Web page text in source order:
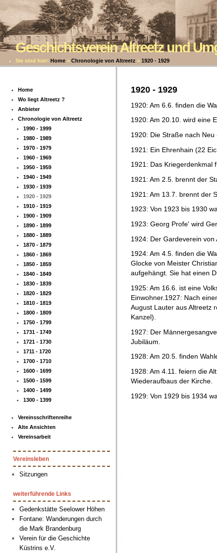
Geschichtsverein Altreetz und
Sie sind hier: Home > Chronologie von Altreetz > 1920 - 1929
Home
Wo liegt Altreetz ?
Anbieter
Chronologie von Altreetz
1990 - 1999
1980 - 1989
1970 - 1979
1960 - 1969
1950 - 1959
1940 - 1949
1930 - 1939
1920 - 1929
1910 - 1919
1900 - 1909
1890 - 1899
1880 - 1889
1870 - 1879
1860 - 1869
1850 - 1859
1840 - 1849
1830 - 1839
1820 - 1829
1810 - 1819
1800 - 1809
1750 - 1799
1731 - 1749
1721 - 1730
1711 - 1720
1700 - 1710
1600 - 1699
1500 - 1599
1400 - 1499
1300 - 1399
Vereinsschriftenreihe
Alte Ansichten
Vereinsarbeit
Vereinsleben
Sitzungen
weiterführende Links
Gedenkstätte Seelower Höhen
Fontane: Wanderungen durch
die Mark Brandenburg
Verein für die Geschichte
Küstrins e.V.
1920 - 1929
1920: Am 6.6. finden die
1920: Am 20.10. wird eine
1920: Die Straße nach
1921: Ein Ehrenhain (22
1921: Das Kriegerdenkmal
1921: Am 2.5. brennt der
1921: Am 13.7. brennt der
1923: Von 1923 bis 1930
1923: Georg Profe' wird
1924: Der Gardeverein
1924: Am 4.5. finden die
Glocke von Meister
aufgehängt. Sie hat einen
1925: Am 16.6. ist eine
Einwohner.1927: Nach
August Lauter aus Altreetz
Kanzel).
1927: Der
Jubiläum.
1928: Am 20.5. finden
1928: Am 4.11. feiern die
Wiederaufbaus der Kirche.
1929: Von 1929 bis 1934